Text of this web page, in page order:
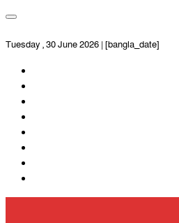
Tuesday , 30 June 2026 | [bangla_date]